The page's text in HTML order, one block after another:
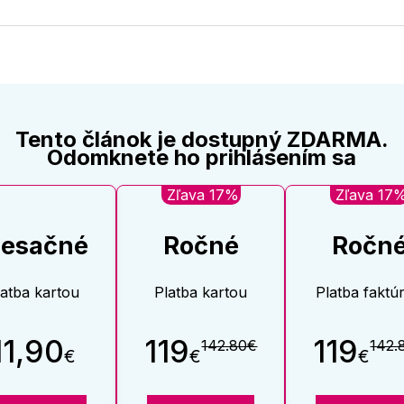
Twitter
Tento článok je dostupný ZDARMA.
Odomknete ho prihlásením sa
kartou
€
Zľava 17%
Ročné
Platba kartou
119€142.80€
Zľava
Platba
119€